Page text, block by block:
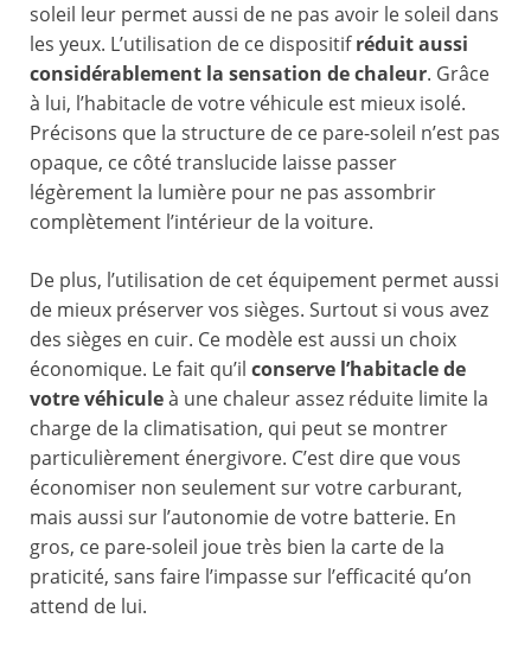
soleil leur permet aussi de ne pas avoir le soleil dans
les yeux. L’utilisation de ce dispositifréduit aussi
considérablement la sensation de chaleur. Grâce
à lui, l’habitacle de votre véhicule est mieux isolé.
Précisons que la structure de ce pare-soleil n’est pas
opaque, ce côté translucide laisse passer
légèrement la lumière pour ne pas assombrir
complètement l’intérieur de la voiture.
De plus, l’utilisation de cet équipement permet aussi
de mieux préserver vos sièges. Surtout si vous avez
des sièges en cuir. Ce modèle est aussi un choix
économique. Le fait qu’il conserve l’habitacle de
votre véhiculeà une chaleur assez réduite limite la
charge de la climatisation, qui peut se montrer
particulièrement énergivore. C’est dire que vous
économiser non seulement sur votre carburant,
mais aussi sur l’autonomie de votre batterie. En
gros, ce pare-soleil joue très bien la carte de la
praticité, sans faire l’impasse sur l’efficacité qu’on
attend de lui.